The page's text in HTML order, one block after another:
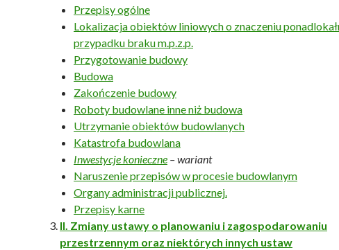
Przepisy ogólne
Lokalizacja obiektów liniowych o znaczeniu
przypadku braku m.p.z.p.
Przygotowanie budowy
Budowa
Zakończenie budowy
Roboty budowlane inne niż budowa
Utrzymanie obiektów budowlanych
Katastrofa budowlana
Inwestycje konieczne – wariant
Naruszenie przepisów w procesie budowlanym
Organy administracji publicznej.
Przepisy karne
II. Zmiany ustawy o planowaniu i zagospodarowaniu
przestrzennym oraz niektórych innych ustaw